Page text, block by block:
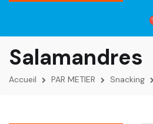
Salamandres
Accueil PAR METIER Snacking